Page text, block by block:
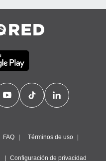
FAQ Términos de uso
Configuración de privacidad